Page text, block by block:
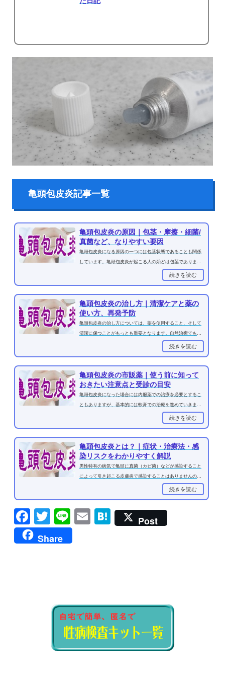
亀頭包皮炎記事一覧
亀頭包皮炎の原因｜包茎・摩擦・細菌/
真菌など、なりやすい要因
亀頭包皮炎になる原因の一つには包茎状態であることも関係
しています。亀頭包皮炎が起こる人の殆どは包茎でありま
続きを読む
亀頭包皮炎の治し方｜清潔ケアと薬の
使い方、再発予防
亀頭包皮炎の治し方については、薬を使用すること、そして
清潔に保つことがもっとも重要となります。自然治癒でも治
続きを読む
亀頭包皮炎の市販薬｜使う前に知って
おきたい注意点と受診の目安
亀頭包皮炎になった場合には内服薬での治療を必要とするこ
ともありますが、基本的には軟膏での治療を進めていきま
続きを読む
亀頭包皮炎とは？｜症状・治療法・感
染リスクをわかりやすく解説
男性特有の病気で亀頭に真菌（カビ菌）などが感染すること
によって引き起こる皮膚炎で感染することはありませんので
続きを読む
Facebook
TwitterLineEmailHatena
Post
Share